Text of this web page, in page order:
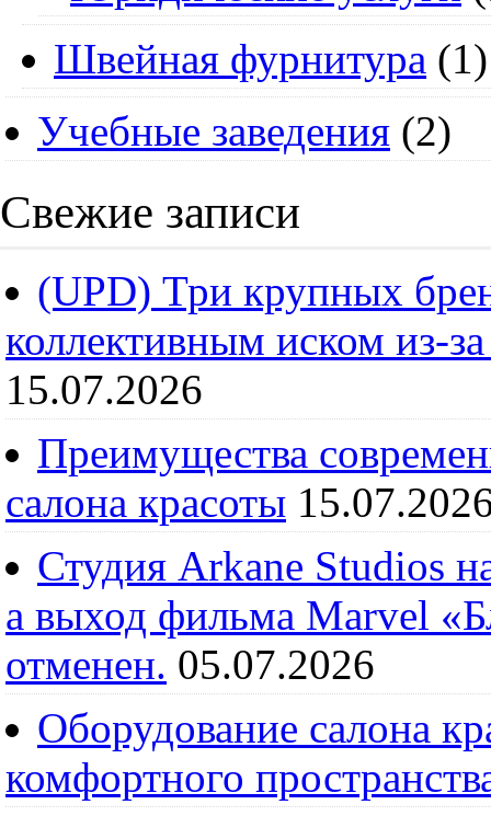
Швейная фурнитура (1)
Учебные заведения (2)
Свежие записи
(UPD) Три крупных
коллективным иском из-
15.07.2026
Преимущества
салона красоты
Студия Arkane Studios
а выход фильма Marvel
отменен. 05.07.2026
Оборудование салона
комфортного